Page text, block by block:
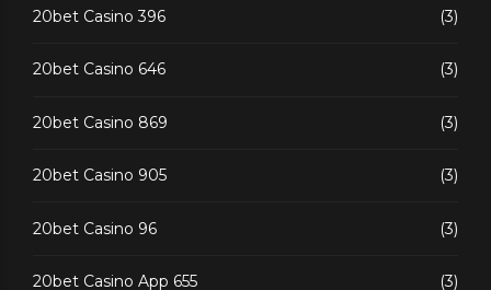
20bet Casino 396 (3)
20bet Casino 646 (3)
20bet Casino 869 (3)
20bet Casino 905 (3)
20bet Casino 96 (3)
20bet Casino App 655 (3)